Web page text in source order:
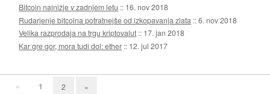
Bitcoin najnižje v zadnjem letu :: 16. nov 2018
Rudarjenje bitcoina potratnejše od izkopavanja zlata ::6. nov 2018
Velika razprodaja na trgu kriptovalut :: 17. jan 2018
Kar gre gor, mora tudi dol: ether :: 12. jul 2017
« 1 2 »